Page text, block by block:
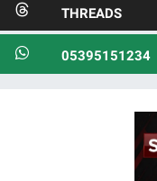
THREADS
05395151234